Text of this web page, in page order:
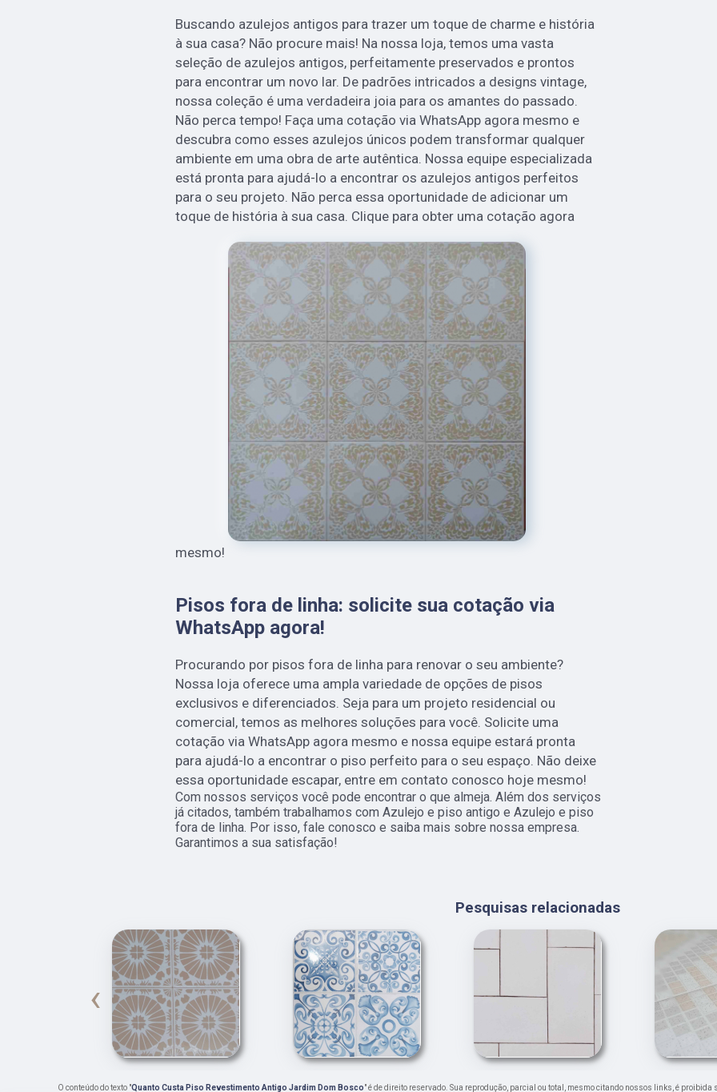
Buscando azulejos antigos para trazer um toque de charme e história
à sua casa? Não procure mais! Na nossa loja, temos uma vasta
seleção de azulejos antigos, perfeitamente preservados e prontos
para encontrar um novo lar. De padrões intricados a designs vintage,
nossa coleção é uma verdadeira joia para os amantes do passado.
Não perca tempo! Faça uma cotação via WhatsApp agora mesmo e
descubra como esses azulejos únicos podem transformar qualquer
ambiente em uma obra de arte autêntica. Nossa equipe especializada
está pronta para ajudá-lo a encontrar os azulejos antigos perfeitos
para o seu projeto. Não perca essa oportunidade de adicionar um
toque de história à sua casa. Clique para obter uma cotação agora
mesmo!
Pisos fora de linha: solicite sua cotação via
WhatsApp agora!
Procurando por pisos fora de linha para renovar o seu ambiente?
Nossa loja oferece uma ampla variedade de opções de pisos
exclusivos e diferenciados. Seja para um projeto residencial ou
comercial, temos as melhores soluções para você. Solicite uma
cotação via WhatsApp agora mesmo e nossa equipe estará pronta
para ajudá-lo a encontrar o piso perfeito para o seu espaço. Não deixe
essa oportunidade escapar, entre em contato conosco hoje mesmo!
Com nossos serviços você pode encontrar o que almeja. Além dos serviços
já citados, também trabalhamos com Azulejo e piso antigo e Azulejo e piso
fora de linha. Por isso, fale conosco e saiba mais sobre nossa empresa.
Garantimos a sua satisfação!
Pesquisas relacionadas
‹
O conteúdo do texto "Quanto Custa Piso Revestimento Antigo Jardim Dom Bosco" é de direito reservado. Sua reprodução, parcial ou total, mesmo citando nossos links, é